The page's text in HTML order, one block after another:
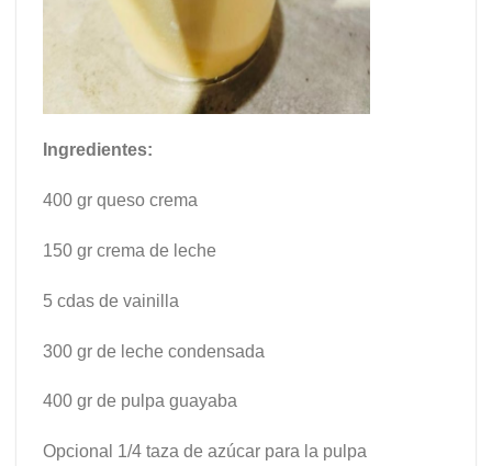
Ingredientes:
400 gr queso crema
150 gr crema de leche
5 cdas de vainilla
300 gr de leche condensada
400 gr de pulpa guayaba
Opcional 1/4 taza de azúcar para la pulpa